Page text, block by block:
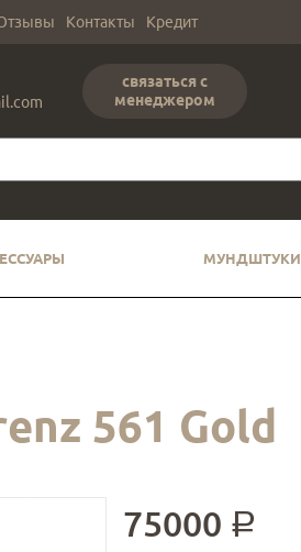
Контакты Кредит
связаться с
менеджером
МУНДШТУКИ
561 Gold
75000 a